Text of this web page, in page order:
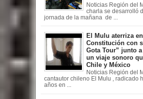
Noticias Región del
charla se desarrolló
jornada de la mañana de ...
El Mulu aterriza en
Constitución con
Gota Tour” junto
un viaje sonoro
Chile y México
Noticias Región
cantautor chileno El Mulu , radicado
años en ...